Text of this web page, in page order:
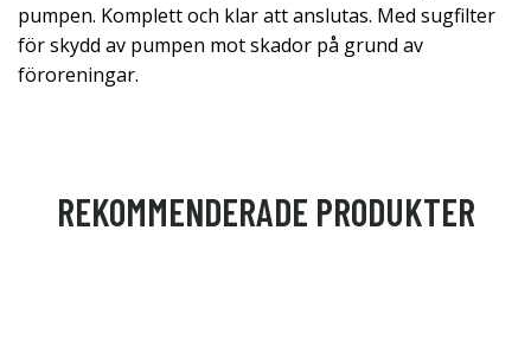
pumpen. Komplett och klar att anslutas. Med sugfilter
för skydd av pumpen mot skador på grund av
föroreningar.
REKOMMENDERADE PRODUKTER